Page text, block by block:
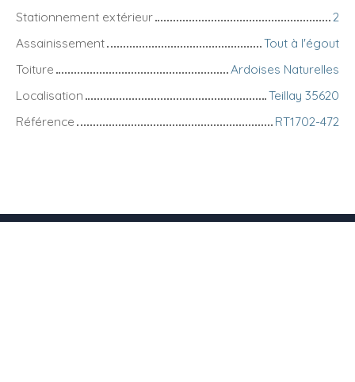
Stationnement extérieur
2
Assainissement
Tout à l'égout
Toiture
Ardoises Naturelles
Localisation
Teillay 35620
Référence
RT1702-472